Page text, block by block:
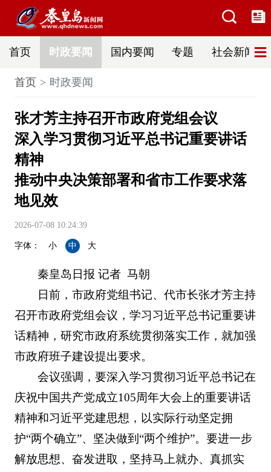
首页 时政要闻 国内要闻 专题 社会新闻
首页 时政要闻
张才芳主持召开市政府党组会议
深入学习贯彻习近平总书记重要讲话
精神
推动中央决策部署和省市工作要求落
地见效
2026-07-08 10:24:39
字体： 小 中 大
秦皇岛日报 记者 马朝
日前，市政府党组书记、代市长张才芳主持
召开市政府党组会议，学习习近平总书记重要讲
话精神，研究市政府系统贯彻落实工作，就加强
市政府班子建设提出要求。
会议强调，要深入学习贯彻习近平总书记在
庆祝中国共产党成立105周年大会上的重要讲话
精神和习近平党建思想，以实际行动坚定拥
护“两个确立”、坚决做到“两个维护”。要进一步
解放思想、奋发进取，坚持马上就办、真抓实